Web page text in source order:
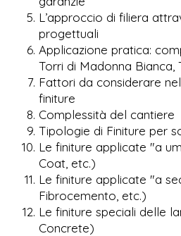
L’approccio di filiera
progettuali
Applicazione pratica:
Torri di Madonna Bianca,
Fattori da considerare
finiture
Complessità del cantiere
Tipologie di Finiture per
Le finiture applicate "a
Coat, etc.)
Le finiture applicate "a
Fibrocemento, etc.)
Le finiture speciali delle
Concrete)